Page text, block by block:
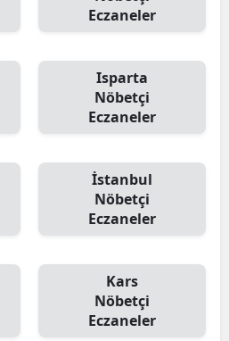
Eczaneler
Isparta
Nöbetçi
Eczaneler
İstanbul
Nöbetçi
Eczaneler
Kars
Nöbetçi
Eczaneler